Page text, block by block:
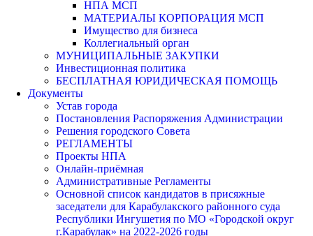
НПА МСП
МАТЕРИАЛЫ КОРПОРАЦИЯ МСП
Имущество для бизнеса
Коллегиальный орган
МУНИЦИПАЛЬНЫЕ ЗАКУПКИ
Инвестиционная политика
БЕСПЛАТНАЯ ЮРИДИЧЕСКАЯ ПОМОЩЬ
Документы
Устав города
Постановления Распоряжения Администрации
Решения городского Совета
РЕГЛАМЕНТЫ
Проекты НПА
Онлайн-приёмная
Административные Регламенты
Основной список кандидатов в присяжные
заседатели для Карабулакского районного суда
Республики Ингушетия по МО «Городской округ
г.Карабулак» на 2022-2026 годы